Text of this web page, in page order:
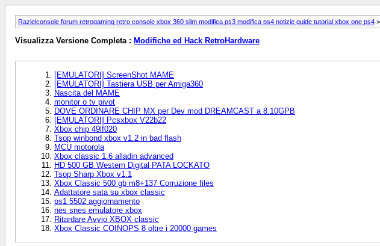
Razielconsole forum retrogaming retro console xbox 360 slim modifica ps3 modifica ps4 notizie guide tutorial xbox one ps4 >
Visualizza Versione Completa : Modifiche ed Hack RetroHardware
[EMULATORI] ScreenShot MAME
[EMULATORI] Tastiera USB per Amiga360
Nascita del MAME
monitor o tv pivot
DOVE ORDINARE CHIP MX per Dev mod DREAMCAST a 8.10GPB
[EMULATORI] Pcsxbox V22b22
Xbox chip 49lf020
Tsop winbond xbox v1.2 in bad flash
MCU motorola
Xbox classic 1.6 alladin advanced
HD 500 GB Western Digital PATA LOCKATO
Tsop Sharp Xbox v1.1
Xbox Classic 500 gb m8+137 Corruzione files
Adattatore sata su xbox classic
ps1 5502 aggiornamento
nes snes emulatore xbox
Ritardare Avvio XBOX classic
Xbox Classic COINOPS 8 oltre i 20000 games